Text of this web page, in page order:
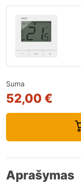
Suma
52,00 €
Aprašymas